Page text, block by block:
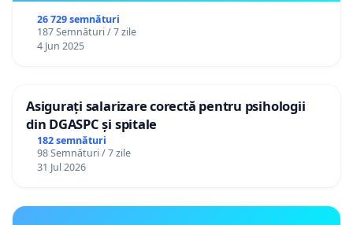
26 729 semnături
187 Semnături / 7 zile
4 Jun 2025
Asigurați salarizare corectă pentru psihologii
din DGASPC și spitale
182 semnături
98 Semnături / 7 zile
31 Jul 2026